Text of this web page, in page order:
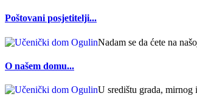
Poštovani posjetitelji...
Nadam se da ćete na
O našem domu...
U središtu grada, mirnog